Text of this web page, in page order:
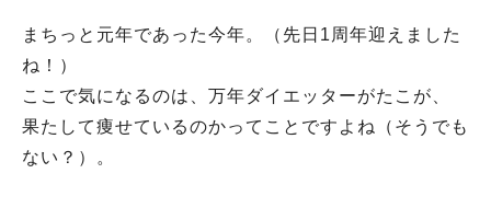
まちっと元年であった今年。（先日1周年迎えました
ね！）
ここで気になるのは、万年ダイエッターがたこが、
果たして痩せているのかってことですよね（そうでも
ない？）。